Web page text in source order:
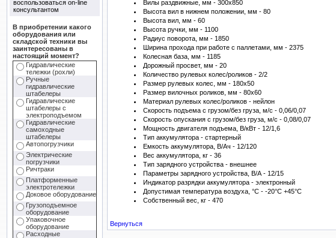
воспользоваться on-line
консультантом
В приобретении какого
оборудования или
складской техники вы
заинтересованы в
настоящий момент?
Гидравлические
тележки (рохли)
Ручные
гидравлические
штабелеры
Гидравлические
штабелеры с
электроподъемом
Гидравлические
самоходные
штабелеры
Автопогрузчики
Электрические
погрузчики
Ричтраки
Платформенные
электротележки
Доковое оборудование
Грузоподъемное
оборудование
Упаковочное
оборудование
Расходные
Вилы раздвижные, мм - 300х850
Высота вил в нижнем положении, мм - 80
Высота вил, мм - 60
Высота ручки, мм - 1100
Радиус поворота, мм - 1850
Ширина прохода при работе с паллетами, мм - 2375
Колесная база, мм - 1185
Дорожный просвет, мм - 20
Количество рулевых колес/роликов - 2/2
Размер рулевых колес, мм - 180х50
Размер вилочных роликов, мм - 80х60
Материал рулевых колес/роликов - нейлон
Скорость подъема с грузом/без груза, м/с - 0,06/0,07
Скорость опускания с грузом/без груза, м/с - 0,08/0,07
Мощность двигателя подъема, В/кВт - 12/1,6
Тип аккумулятора - стартерный
Емкость аккумулятора, В/Ач - 12/120
Вес аккумулятора, кг - 36
Тип зарядного устройства - внешнее
Параметры зарядного устройства, В/А - 12/15
Индикатор разрядки аккумулятора - электронный
Допустимая температура воздуха, °С - -20°С +45°С
Собственный вес, кг - 470
Вернуться